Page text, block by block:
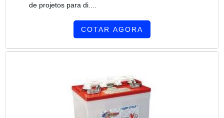
de projetos para di....
COTAR AGORA